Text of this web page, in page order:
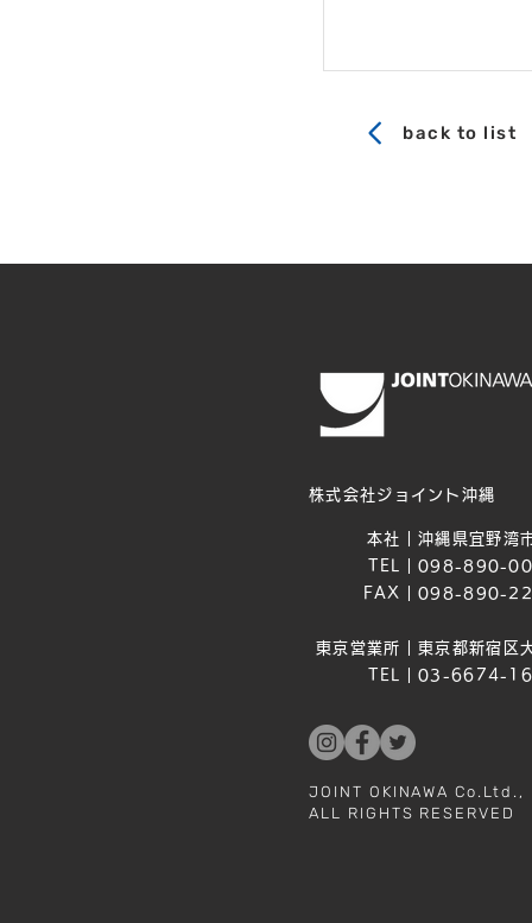
back to list
株式会社ジョイント沖縄
本社｜
TEL｜
FAX｜
東京営業所｜
TEL｜
沖縄県宜野湾
098-890-
098-890-
東京都新宿
03-6674-
JOINT OKINAWA Co.Ltd.,
ALL RIGHTS RESERVED